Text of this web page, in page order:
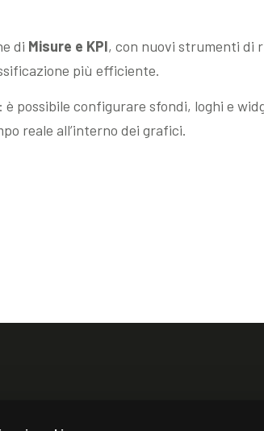
di Misure e KPI, con nuovi strumenti di
più efficiente.
possibile configurare sfondi, loghi e
reale all’interno dei grafici.